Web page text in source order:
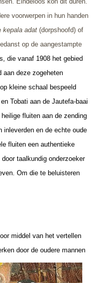
voorwerpen in hun handen
kepala adat (dorpshoofd) of
op de aangestampte
die vanaf 1908 het gebied
aan deze zogeheten
kleine schaal bespeeld
Tobati aan de Jautefa-baai
fluiten aan de zending
inleverden en de echte oude
fluiten een authentieke
taalkundig onderzoeker
Om die te beluisteren
middel van het vertellen
door de oudere mannen